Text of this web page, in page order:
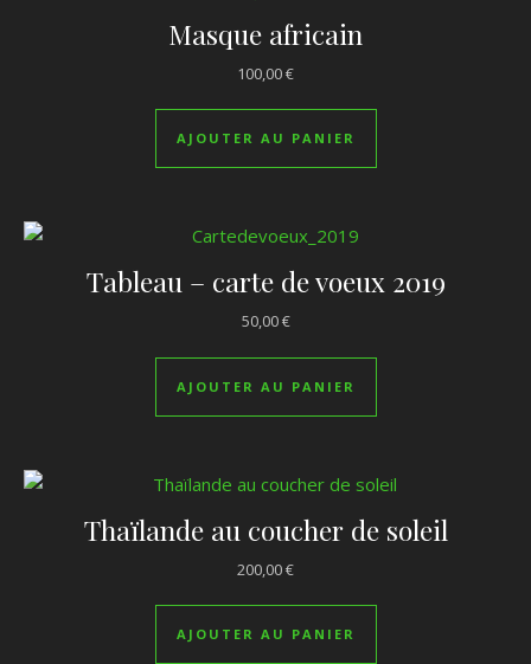
Masque africain
100,00€
AJOUTER AU PANIER
Tableau – carte de voeux 2019
50,00€
AJOUTER AU PANIER
Thaïlande au coucher de soleil
200,00€
AJOUTER AU PANIER